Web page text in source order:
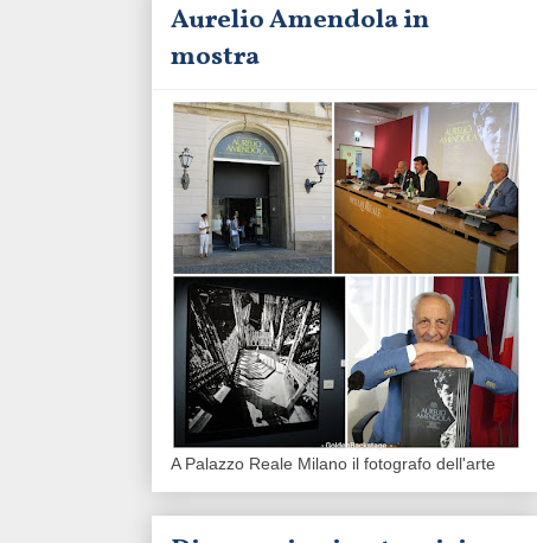
Aurelio Amendola in
mostra
A Palazzo Reale Milano il fotografo dell'arte